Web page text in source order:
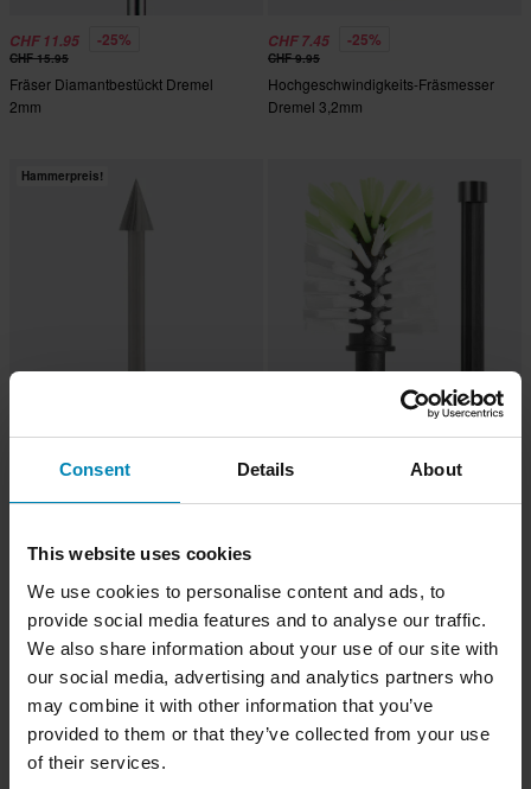
Consent Details About
This website uses cookies
We use cookies to personalise content and ads, to
provide social media features and to analyse our traffic.
We also share information about your use of our site with
our social media, advertising and analytics partners who
may combine it with other information that you’ve
provided to them or that they’ve collected from your use
of their services.
CHF 11.95 -25%
CHF 15.95
Fräser Diamantbestückt Dremel
2mm
CHF 7.45 -25%
CHF 9.95
Hochgeschwindigkeits-Fräsmesser
Dremel 3,2mm
Hammerpreis!
CHF 7.95 -20%
Hochgeschwindigkeits-Fräsmesser
Dremel 6,4mm
CHF 8.45 -15%
Küchenbürste Dremel Versa
Schwarz